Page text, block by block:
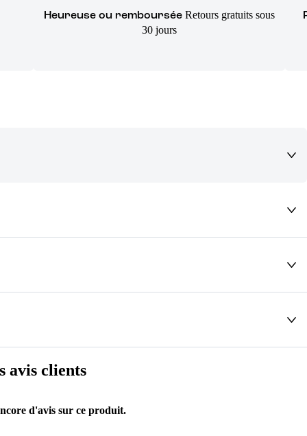
Heureuse ou remboursée Retours gratuits sous
30 jours
avis clients
d'avis sur ce produit.